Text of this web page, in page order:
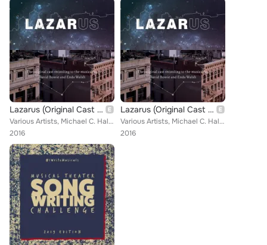
Lazarus (Original Cast Recording)
Various Artists, Michael C. Hall, Charlie Pollock, Nicholas Christopher, David Bowie, Ricky Nelson, Krystina Alabado, Cristin Mi...
2016
Lazarus (Original Cast Recording)
Various Artists, Michael C. Hall, Charlie Pollock, Nicholas Christopher, David Bowie, Ricky Nelson, Krystina Alabado, Cristin Mi...
2016